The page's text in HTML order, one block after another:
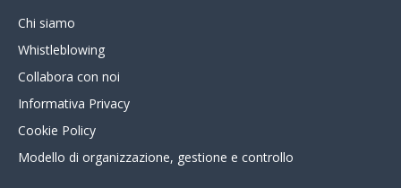
Chi siamo
Whistleblowing
Collabora con noi
Informativa Privacy
Cookie Policy
Modello di organizzazione, gestione e controllo